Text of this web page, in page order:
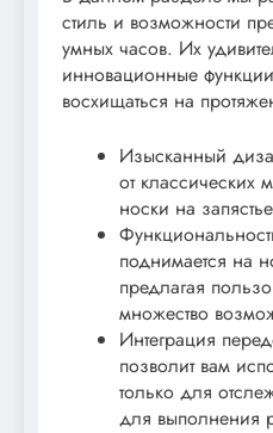
стиль и возможности
умных часов. Их
инновационные функции
восхищаться на
Изысканный
от классических
носки на
поднимается на
предлагая
множество
Интеграция
позволит вам
только для
для выполнения